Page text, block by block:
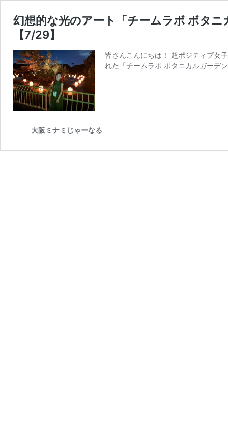
幻想的な光のアート「チームラボ ボタ
【7/29】
皆さんこんにちは！ 超ポジティブ女
れた「チームラボ ボタニカルガーデ
大阪ミナミじゃーなる